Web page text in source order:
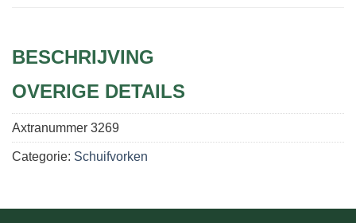
BESCHRIJVING
OVERIGE DETAILS
Axtranummer 3269
Categorie: Schuifvorken